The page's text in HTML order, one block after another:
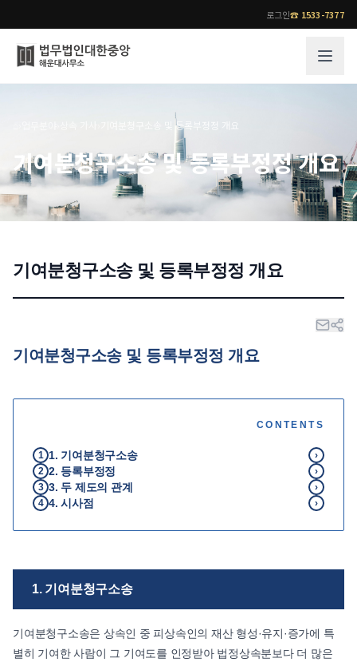
로그인☎ 1533-7377
법무법인 대한중앙의 강점
오시는 길
성공사례
기업 인사이트
사례분석/최신동향
고객후기
업무분야 전문 변호사
소식/자료
법률서식
뉴스레터/브로슈어
기여분청구소송 및 등록부정정 개요
기여분청구소송 및 등록부정정 개요
기여분청구소송 및 등록부정정 개요
기여분청구소송 및 등록부정정 개요
CONTENTS
1 1. 기여분청구소송
›
2 2. 등록부정정
›
3 3. 두 제도의 관계
›
4 4. 시사점 ›
1. 기여분청구소송
기여분청구소송은 상속인 중 피상속인의 재산 형성·유지·증가에 특
별히 기여한 사람이 그 기여도를 인정받아 법정상속분보다 더 많은